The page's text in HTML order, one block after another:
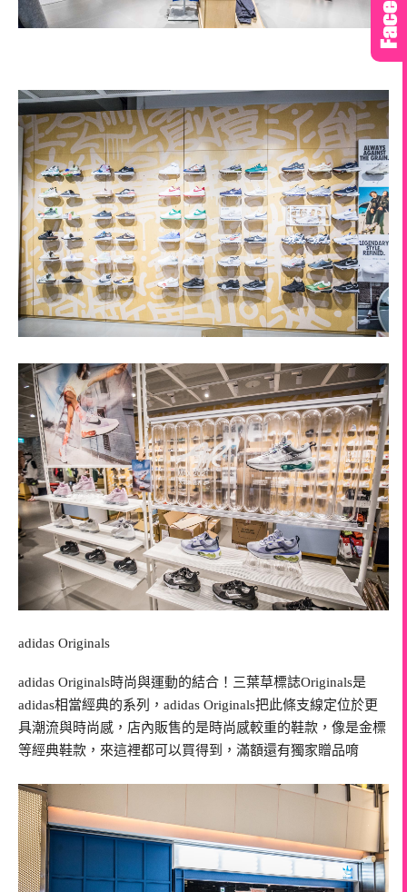
adidas Originals
adidas Originals時尚與運動的結合！三葉草標誌Originals是
adidas相當經典的系列，adidas Originals把此條支線定位於更
具潮流與時尚感，店內販售的是時尚感較重的鞋款，像是金標
等經典鞋款，來這裡都可以買得到，滿額還有獨家贈品唷